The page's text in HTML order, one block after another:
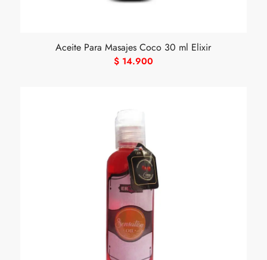
4.00
Aceite Para Masajes Coco 30 ml Elixir
$14.900